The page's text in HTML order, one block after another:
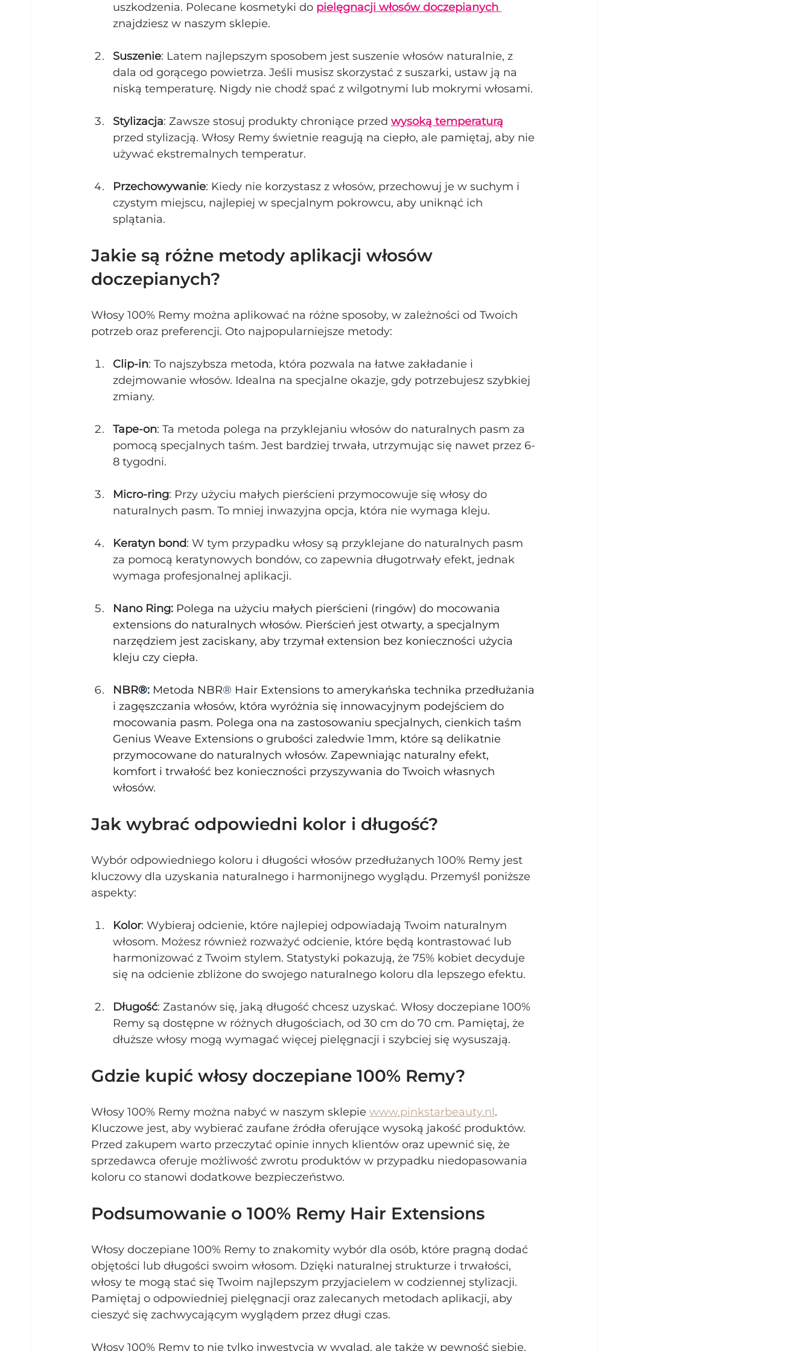
uszkodzenia. Polecane kosmetyki do pielęgnacji włosów doczepianych
znajdziesz w naszym sklepie.
Suszenie: Latem najlepszym sposobem jest suszenie włosów naturalnie, z
dala od gorącego powietrza. Jeśli musisz skorzystać z suszarki, ustaw ją na
niską temperaturę. Nigdy nie chodź spać z wilgotnymi lub mokrymi włosami.
Stylizacja: Zawsze stosuj produkty chroniące przed wysoką temperaturą
przed stylizacją. Włosy Remy świetnie reagują na ciepło, ale pamiętaj, aby nie
używać ekstremalnych temperatur.
Przechowywanie: Kiedy nie korzystasz z włosów, przechowuj je w suchym i
czystym miejscu, najlepiej w specjalnym pokrowcu, aby uniknąć ich
splątania.
Jakie są różne metody aplikacji włosów
doczepianych?
Włosy 100% Remy można aplikować na różne sposoby, w zależności od Twoich
potrzeb oraz preferencji. Oto najpopularniejsze metody:
Clip-in: To najszybsza metoda, która pozwala na łatwe zakładanie i
zdejmowanie włosów. Idealna na specjalne okazje, gdy potrzebujesz szybkiej
zmiany.
Tape-on: Ta metoda polega na przyklejaniu włosów do naturalnych pasm za
pomocą specjalnych taśm. Jest bardziej trwała, utrzymując się nawet przez 6-
8 tygodni.
Micro-ring: Przy użyciu małych pierścieni przymocowuje się włosy do
naturalnych pasm. To mniej inwazyjna opcja, która nie wymaga kleju.
Keratyn bond: W tym przypadku włosy są przyklejane do naturalnych pasm
za pomocą keratynowych bondów, co zapewnia długotrwały efekt, jednak
wymaga profesjonalnej aplikacji.
Nano Ring: Polega na użyciu małych pierścieni (ringów) do mocowania
extensions do naturalnych włosów. Pierścień jest otwarty, a specjalnym
narzędziem jest zaciskany, aby trzymał extension bez konieczności użycia
kleju czy ciepła.
NBR®: Metoda NBR® Hair Extensions to amerykańska technika przedłużania
i zagęszczania włosów, która wyróżnia się innowacyjnym podejściem do
mocowania pasm. Polega ona na zastosowaniu specjalnych, cienkich taśm
Genius Weave Extensions o grubości zaledwie 1mm, które są delikatnie
przymocowane do naturalnych włosów. Zapewniając naturalny efekt,
komfort i trwałość bez konieczności przyszywania do Twoich własnych
włosów.
Jak wybrać odpowiedni kolor i długość?
Wybór odpowiedniego koloru i długości włosów przedłużanych 100% Remy jest
kluczowy dla uzyskania naturalnego i harmonijnego wyglądu. Przemyśl poniższe
aspekty:
Kolor: Wybieraj odcienie, które najlepiej odpowiadają Twoim naturalnym
włosom. Możesz również rozważyć odcienie, które będą kontrastować lub
harmonizować z Twoim stylem. Statystyki pokazują, że 75% kobiet decyduje
się na odcienie zbliżone do swojego naturalnego koloru dla lepszego efektu.
Długość: Zastanów się, jaką długość chcesz uzyskać. Włosy doczepiane 100%
Remy są dostępne w różnych długościach, od 30 cm do 70 cm. Pamiętaj, że
dłuższe włosy mogą wymagać więcej pielęgnacji i szybciej się wysuszają.
Gdzie kupić włosy doczepiane 100% Remy?
Włosy 100% Remy można nabyć w naszym sklepie www.pinkstarbeauty.nl.
Kluczowe jest, aby wybierać zaufane źródła oferujące wysoką jakość produktów.
Przed zakupem warto przeczytać opinie innych klientów oraz upewnić się, że
sprzedawca oferuje możliwość zwrotu produktów w przypadku niedopasowania
koloru co stanowi dodatkowe bezpieczeństwo.
Podsumowanie o 100% Remy Hair Extensions
Włosy doczepiane 100% Remy to znakomity wybór dla osób, które pragną dodać
objętości lub długości swoim włosom. Dzięki naturalnej strukturze i trwałości,
włosy te mogą stać się Twoim najlepszym przyjacielem w codziennej stylizacji.
Pamiętaj o odpowiedniej pielęgnacji oraz zalecanych metodach aplikacji, aby
cieszyć się zachwycającym wyglądem przez długi czas.
Włosy 100% Remy to nie tylko inwestycja w wygląd, ale także w pewność siebie.